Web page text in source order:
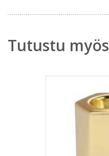
Tutustu myös